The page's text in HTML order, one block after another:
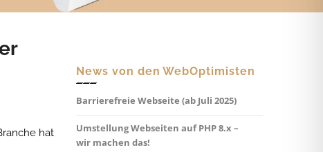
hat
News von den WebOptimisten
Barrierefreie Webseite (ab Juli 2025)
Umstellung Webseiten auf PHP 8.x –
wir machen das!